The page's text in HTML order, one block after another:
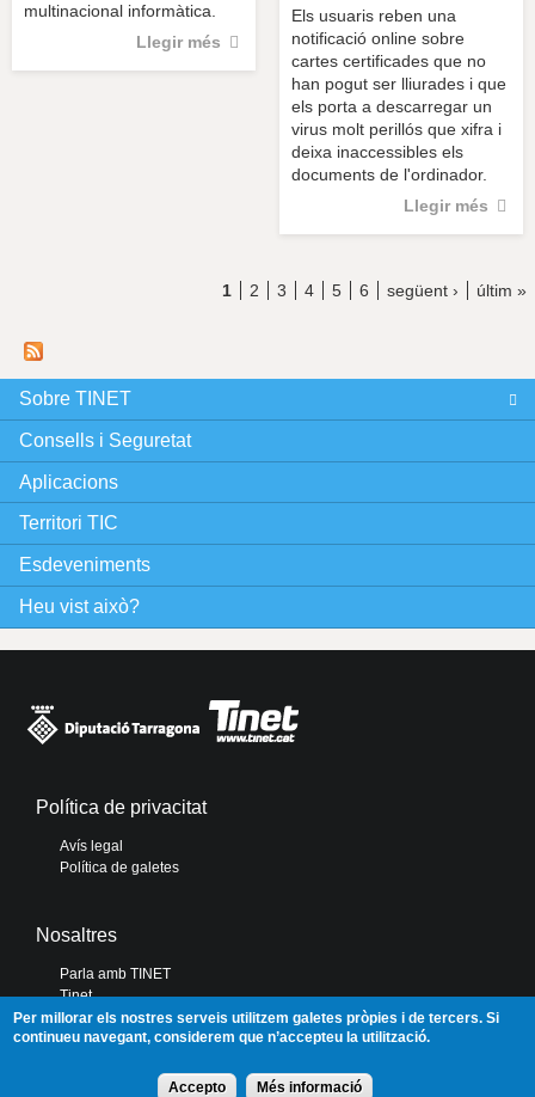
multinacional informàtica.
Llegir més
Els usuaris reben una
notificació online sobre
cartes certificades que no
han pogut ser lliurades i que
els porta a descarregar un
virus molt perillós que xifra i
deixa inaccessibles els
documents de l'ordinador.
Llegir més
n
e
1 2 3 4 5 6 següent › últim »
Sobre TINET
Consells i Seguretat
Aplicacions
Territori TIC
Esdeveniments
Heu vist això?
Política de privacitat
Avís legal
Política de galetes
Nosaltres
Parla amb TINET
Tinet
Diputació de Tarragona
Portal de Transparència
Per millorar els nostres serveis utilitzem galetes pròpies i de tercers. Si
continueu navegant, considerem que n’accepteu la utilització.
Accepto Més informació